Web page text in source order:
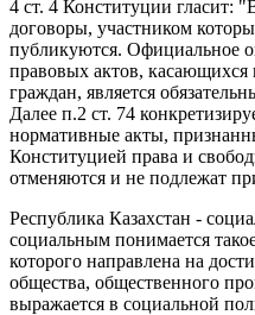
4 ст. 4 Конституции гласит:
договоры, участником
публикуются. Официальное
правовых актов, касающихся
граждан, является
Далее п.2 ст. 74
нормативные акты,
Конституцией права и
отменяются и не подлежат
Республика Казахстан -
социальным понимается
которого направлена на
общества, общественного
выражается в социальной